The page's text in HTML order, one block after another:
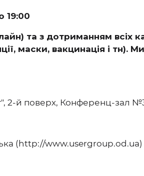
19:00
та з дотриманням всіх
маски, вакцинація і тн).
2-й поверх, Конференц-зал
(http://www.usergroup.od.ua)